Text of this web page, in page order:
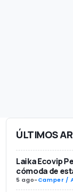
ÚLTIMOS
Laika Ecovip
cómoda de
5 ago-Camper /